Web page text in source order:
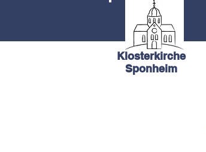
Klosterkirche
Sponheim